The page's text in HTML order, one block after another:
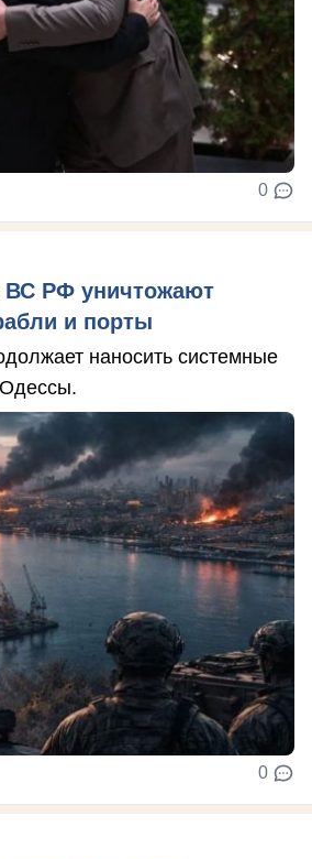
0
ВС РФ уничтожают
и порты
наносить системные
0